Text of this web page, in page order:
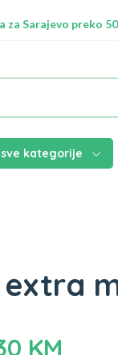
za Sarajevo preko
kategorije
extra
KM